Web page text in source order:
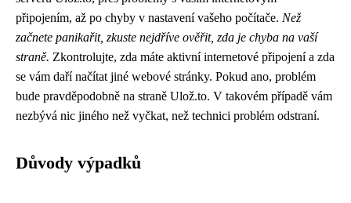
připojením, až po chyby v nastavení vašeho počítače. Než
začnete panikařit, zkuste nejdříve ověřit, zda je chyba na vaší
straně. Zkontrolujte, zda máte aktivní internetové připojení a zda
se vám daří načítat jiné webové stránky. Pokud ano, problém
bude pravděpodobně na straně Ulož.to. V takovém případě vám
nezbývá nic jiného než vyčkat, než technici problém odstraní.
Důvody výpadků